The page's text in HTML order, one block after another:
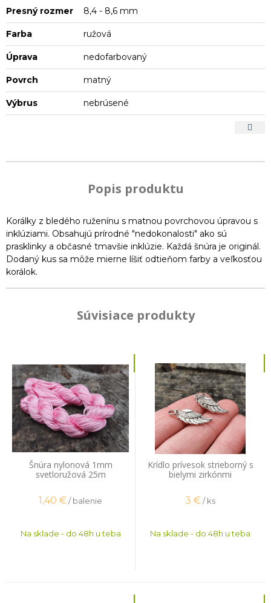
Presný rozmer 8,4 - 8,6 mm
Farba ružová
Úprava nedofarbovaný
Povrch matný
Výbrus nebrúsené
Popis produktu
Korálky z bledého ruženínu s matnou povrchovou úpravou s
inklúziami. Obsahujú prírodné "nedokonalosti" ako sú
prasklinky a občasné tmavšie inklúzie. Každá šnúra je originál.
Dodaný kus sa môže mierne líšiť odtieňom farby a veľkosťou
korálok.
Súvisiace produkty
Šnúra nylonová 1mm
svetloružová 25m
1,40 €/ balenie
Na sklade - do 48h u teba
Krídlo prívesok strieborný s
bielymi zirkónmi
3 €/ ks
Na sklade - do 48h u teba